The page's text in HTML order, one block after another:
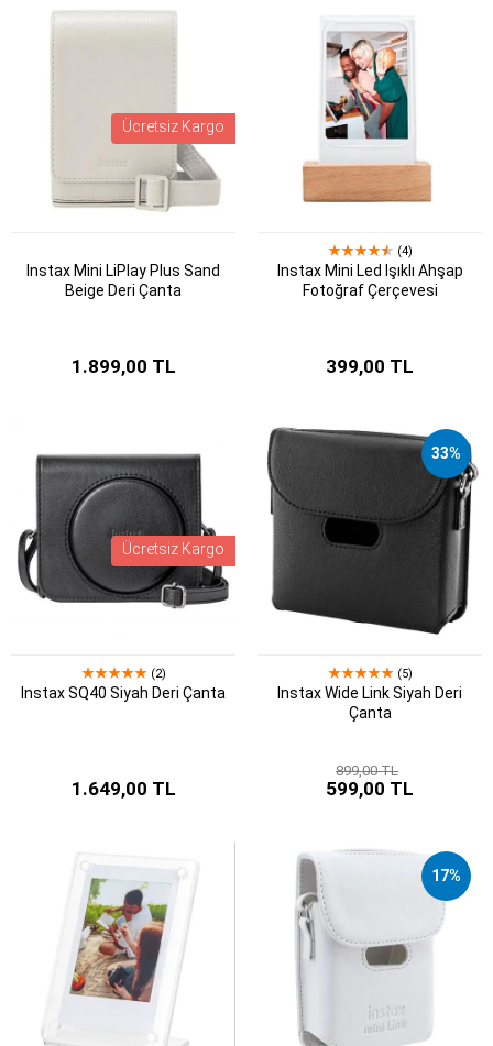
Ücretsiz Kargo
Instax Mini LiPlay Plus Sand
Beige Deri Çanta
1.899,00 TL
(4)
Instax Mini Led Işıklı Ahşap
Fotoğraf Çerçevesi
399,00 TL
Ücretsiz Kargo
(2)
Instax SQ40 Siyah Deri Çanta
1.649,00 TL
33%
(5)
Instax Wide Link Siyah Deri
Çanta
899,00 TL
599,00 TL
17%